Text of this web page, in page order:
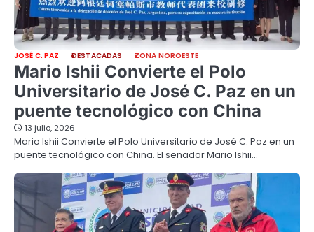
JOSÉ C. PAZ DESTACADAS ZONA NOROESTE
Mario Ishii Convierte el Polo
Universitario de José C. Paz en un
puente tecnológico con China
13 julio, 2026
Mario Ishii Convierte el Polo Universitario de José C. Paz en un
puente tecnológico con China. El senador Mario Ishii…